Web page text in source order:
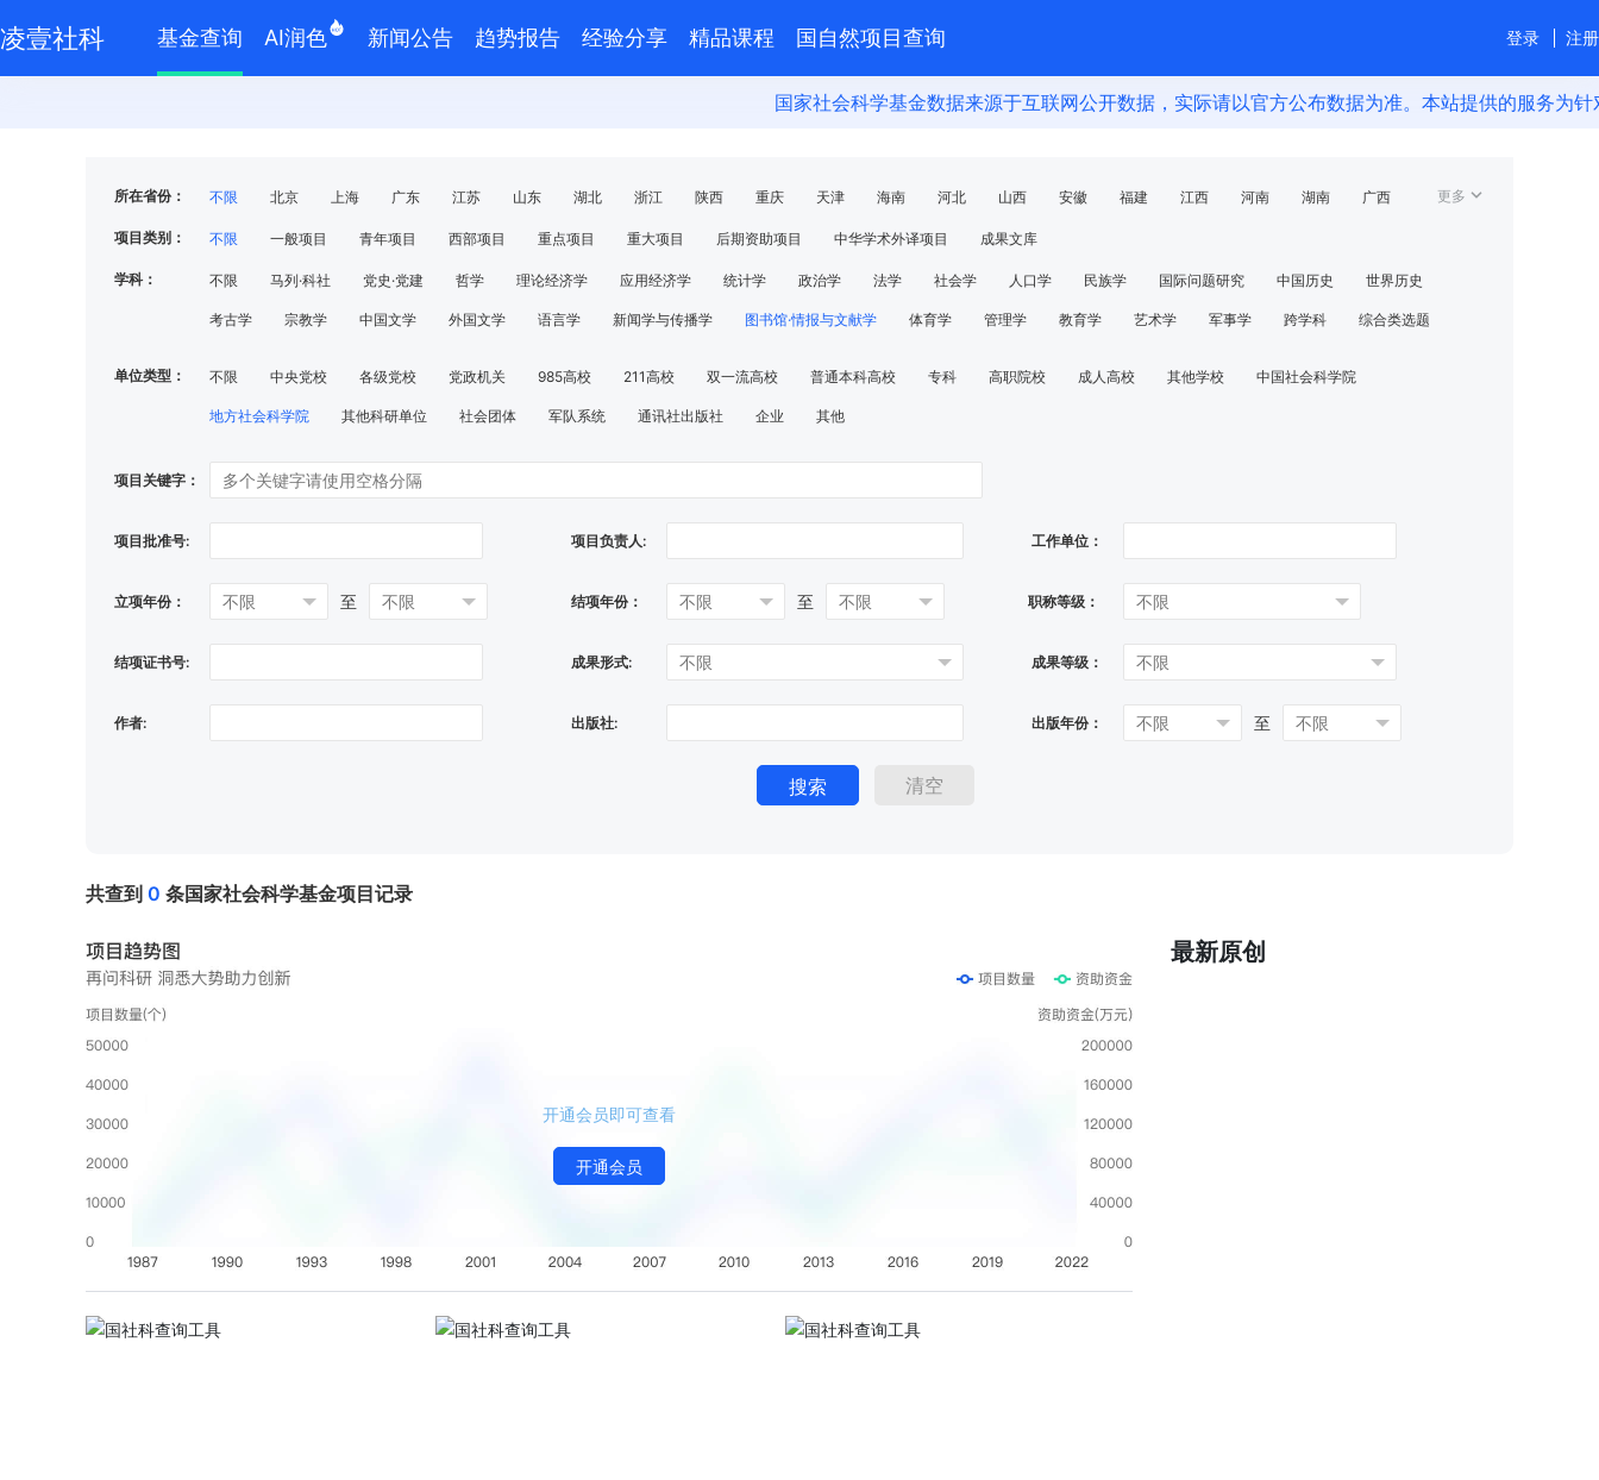
凌壹社科 基金查询 AI润色 新闻公告 趋势报告 经验分享 精品课程 国自然项目查询 登录 注册
国家社会科学基金数据来源于互联网公开数据，实际请以官方公布数据为准。本站提供的服务为针对公
所在省份： 不限 北京 上海 广东 江苏 山东 湖北 浙江 陕西 重庆 天津 海南 河北 山西 安徽 福建 江西 河南 湖南 广西
四川 贵州 甘肃 辽宁 吉林 黑龙江 青海 宁夏 西藏 新疆 内蒙古 澳门 香港
更多
项⽬类别： 不限 一般项目 青年项目 西部项目 重点项目 重大项目 后期资助项目 中华学术外译项目 成果文库
学科： 不限 ⻢列·科社 党史·党建 哲学 理论经济学 应用经济学 统计学 政治学 法学 社会学 ⼈⼝学 ⺠族学 国际问题研究 中国历史 世界历史
考古学 宗教学 中国⽂学 外国⽂学 语⾔学 新闻学与传播学 图书馆·情报与⽂献学 体育学 管理学 教育学 艺术学 军事学 跨学科 综合类选题
单位类型： 不限 中央党校 各级党校 党政机关 985高校 211高校 双一流高校 普通本科高校 专科 高职院校 成⼈高校 其他学校 中国社会科学院
地⽅社会科学院 其他科研单位 社会团体 军队系统 通讯社出版社 企业 其他
项目关键字：
项目批准号: 项目负责人: 工作单位：
立项年份： 至 结项年份： 至 职称等级：
结项证书号: 成果形式: 成果等级：
作者: 出版社: 出版年份： 至
搜索 清空
共查到 0 条国家社会科学基⾦项⽬记录
开通会员即可查看
开通会员
最新原创